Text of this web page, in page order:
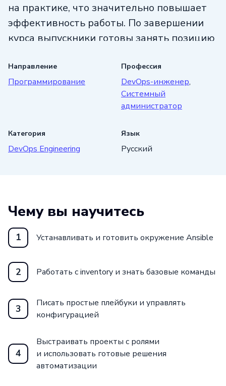
на практике, что значительно повышает
эффективность работы. По завершении
курса выпускники готовы занять позицию
оптимизировать процессы,
автоматизировать рутинные задачи
и обеспечивать стабильность проектов
в условиях постоянных изменений.
Направление
Программирование
Профессия
DevOps-инженер,
Системный
администратор
Категория
DevOps Engineering
Язык
Русский
Чему вы научитесь
1 Устанавливать и готовить окружение Ansible
2 Работать с inventory и знать базовые команды
3
Писать простые плейбуки и управлять
конфигурацией
4
Выстраивать проекты с ролями
и использовать готовые решения
автоматизации